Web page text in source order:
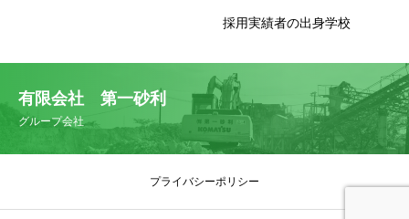
採用実績者の出身学校
有限会社 第一砂利
グループ会社
プライバシーポリシー